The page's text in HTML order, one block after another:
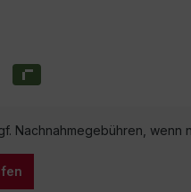
Nachnahmegebühren, wenn